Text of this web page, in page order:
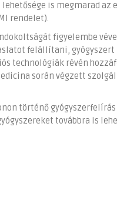
is megmarad az
rendelet).
figyelembe
felállítani, gyógyszert
technológiák révén
során végzett
történő gyógyszerfelírás
továbbra is